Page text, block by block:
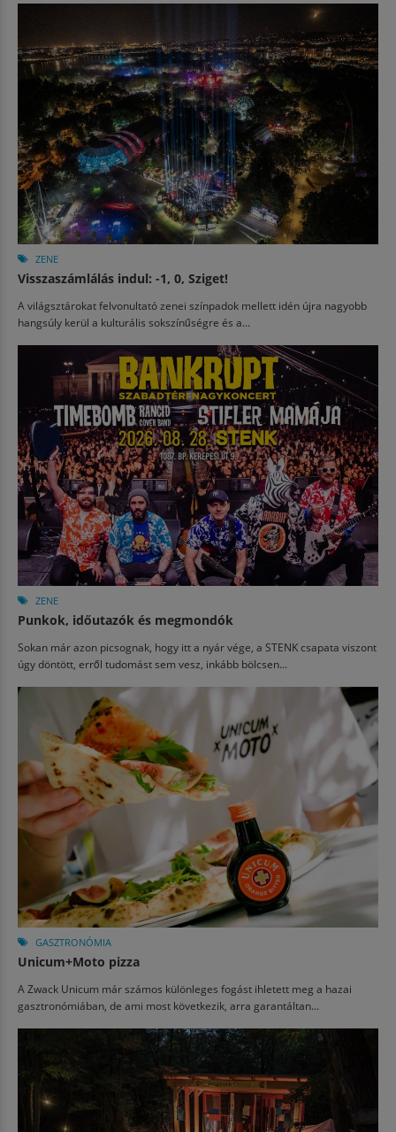
ZENE
Visszaszámlálás indul: -1, 0, Sziget!
A világsztárokat felvonultató zenei színpadok mellett idén újra nagyobb
hangsúly kerül a kulturális sokszínűségre és a...
ZENE
Punkok, időutazók és megmondók
Sokan már azon picsognak, hogy itt a nyár vége, a STENK csapata viszont
úgy döntött, erről tudomást sem vesz, inkább bölcsen...
GASZTRONÓMIA
Unicum+Moto pizza
A Zwack Unicum már számos különleges fogást ihletett meg a hazai
gasztronómiában, de ami most következik, arra garantáltan...